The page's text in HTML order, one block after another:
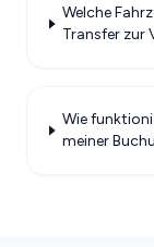
Welche
Transfer zur
Wie
meiner